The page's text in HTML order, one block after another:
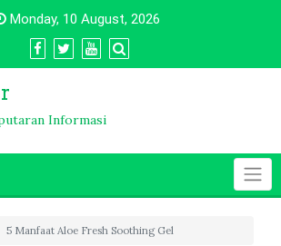
Monday, 10 August, 2026
Informasi
5 Manfaat Aloe Fresh Soothing Gel